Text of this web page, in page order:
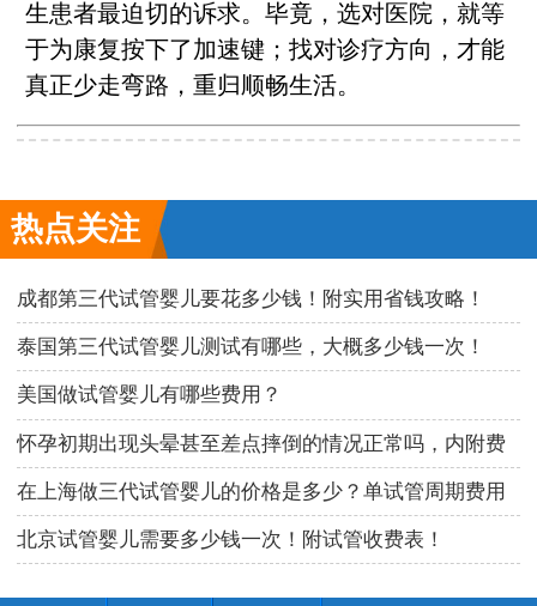
生患者最迫切的诉求。毕竟，选对医院，就等
于为康复按下了加速键；找对诊疗方向，才能
真正少走弯路，重归顺畅生活。
热点关注
成都第三代试管婴儿要花多少钱！附实用省钱攻略！
泰国第三代试管婴儿测试有哪些，大概多少钱一次！
美国做试管婴儿有哪些费用？
怀孕初期出现头晕甚至差点摔倒的情况正常吗，内附费
用明细！
在上海做三代试管婴儿的价格是多少？单试管周期费用
公布！
北京试管婴儿需要多少钱一次！附试管收费表！